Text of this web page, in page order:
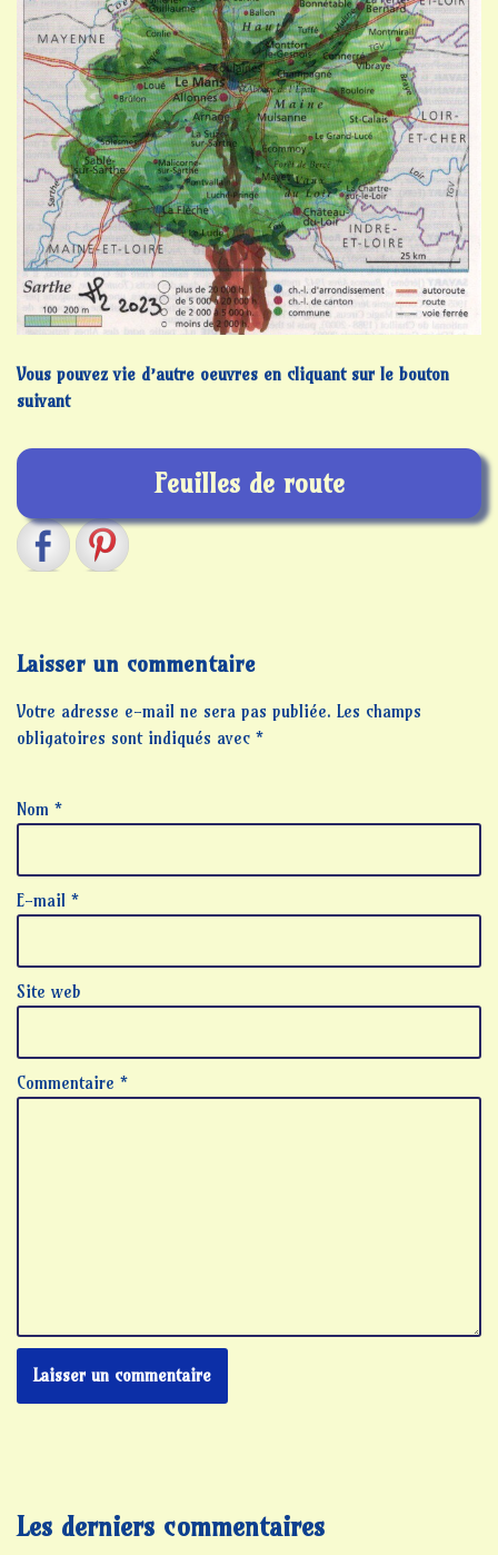
Vous pouvez vie d’autre oeuvres en cliquant sur le bouton
suivant
Feuilles de route
Laisser un commentaire
Votre adresse e-mail ne sera pas publiée. Les champs
obligatoires sont indiqués avec *
Nom *
E-mail *
Site web
Commentaire *
Les derniers commentaires